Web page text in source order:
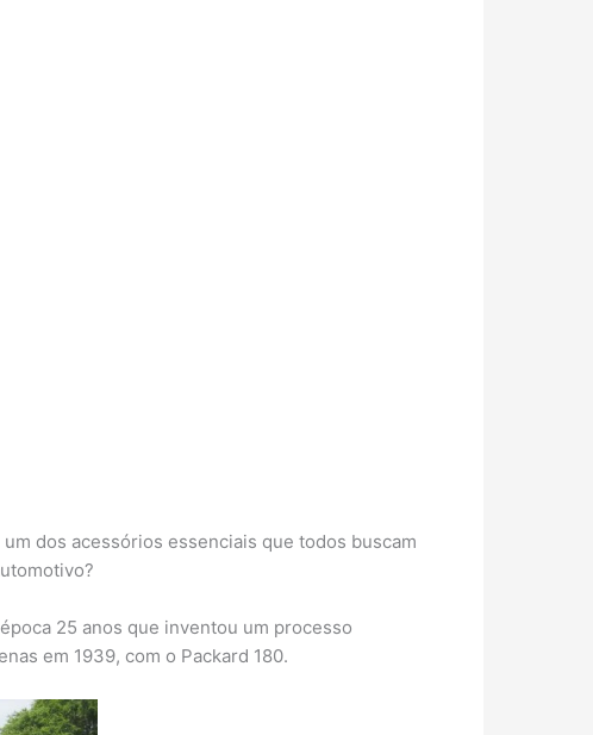
dos acessórios essenciais que todos buscam
25 anos que inventou um processo
em 1939, com o Packard 180.